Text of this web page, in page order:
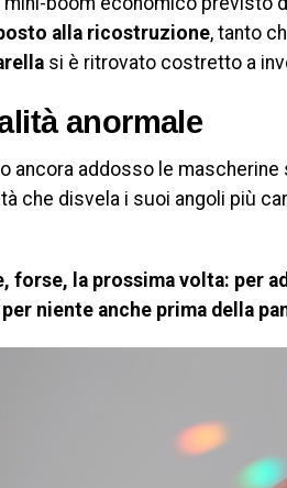
alla ricostruzione, tanto
si è ritrovato costretto a
anormale
ancora addosso le mascherine
che disvela i suoi angoli più
forse, la prossima volta: per
niente anche prima della